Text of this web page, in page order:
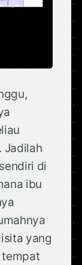
Jadilah
di
ibu
yang
tempat